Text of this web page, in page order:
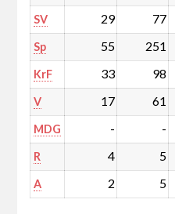
SV 29 77
Sp 55 251
KrF 33 98
V 17 61
MDG - -
R 4 5
A 2 5